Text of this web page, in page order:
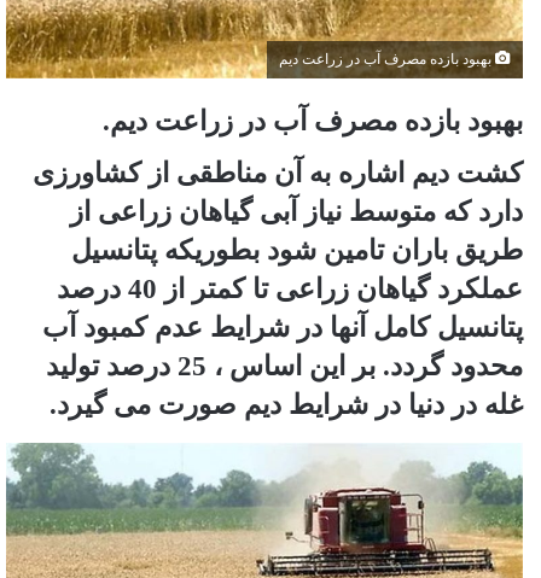
بهبود بازده مصرف آب در زراعت دیم
بهبود بازده مصرف آب در زراعت دیم.
کشت دیم اشاره به آن مناطقی از کشاورزی
دارد که متوسط نیاز آبی گیاهان زراعی از
طریق باران تامین شود بطوریکه پتانسیل
عملکرد گیاهان زراعی تا کمتر از 40 درصد
پتانسیل کامل آنها در شرایط عدم کمبود آب
محدود گردد. بر این اساس ، 25 درصد تولید
غله در دنیا در شرایط دیم صورت می گیرد.